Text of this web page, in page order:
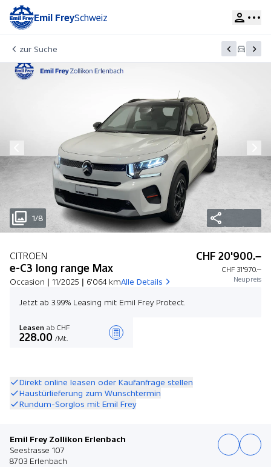
Emil FreySchweiz
zur Suche
1/8
CITROEN
e-C3 long range Max
Occasion | 11/2025 | 6'064 kmAlle Details
CHF 20'900.–
CHF 31'970.–
Neupreis
Jetzt ab 3.99% Leasing mit Emil Frey Protect.
Leasen ab CHF
228.00 /Mt.
Direkt online leasen oder Kaufanfrage stellen
Haustürlieferung zum Wunschtermin
Rundum-Sorglos mit Emil Frey
Emil Frey Zollikon Erlenbach
Seestrasse 107
8703 Erlenbach